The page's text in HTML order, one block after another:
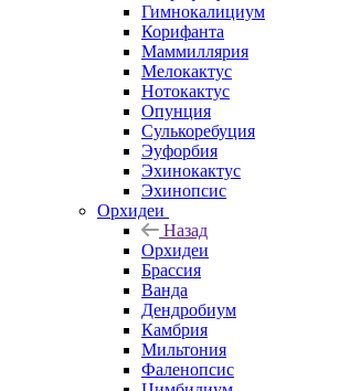
Гимнокалициум
Корифанта
Маммиллярия
Мелокактус
Нотокактус
Опунция
Сулькоребуция
Эуфорбия
Эхинокактус
Эхинопсис
Орхидеи
Назад
Орхидеи
Брассия
Ванда
Дендробиум
Камбрия
Мильтония
Фаленопсис